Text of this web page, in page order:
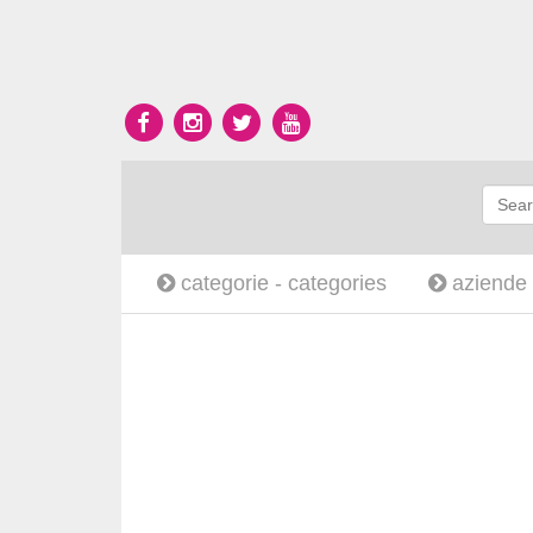
categorie - categories aziende